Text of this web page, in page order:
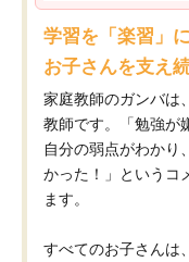
学習を「楽習」
お子さんを支え
家庭教師のガンバは
教師です。「勉強が
自分の弱点がわかり
かった！」というコ
ます。
すべてのお子さんは